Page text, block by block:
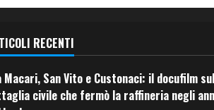
RECENTI
Macari, San Vito e Custonaci: il docufilm
civile che fermò la raffineria negli